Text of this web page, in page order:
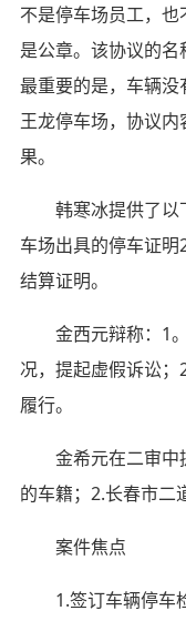
不是停车场员工，
是公章。该协议的名
最重要的是，车辆
王龙停车场，协议
果。
韩寒冰提供了以
车场出具的停车证
结算证明。
金西元辩称：1。
况，提起虚假诉讼
履行。
金希元在二审中
的车籍；2.长春市二
案件焦点
1.签订车辆停车检